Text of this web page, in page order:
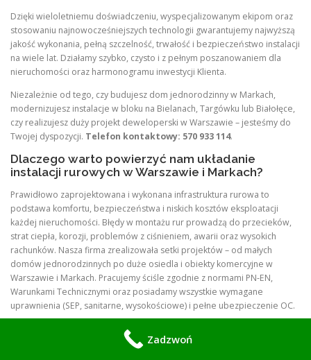
Dzięki wieloletniemu doświadczeniu, wyspecjalizowanym ekipom oraz
stosowaniu najnowocześniejszych technologii gwarantujemy najwyższą
jakość wykonania, pełną szczelność, trwałość i bezpieczeństwo instalacji
na wiele lat. Działamy szybko, czysto i z pełnym poszanowaniem dla
nieruchomości oraz harmonogramu inwestycji Klienta.
Niezależnie od tego, czy budujesz dom jednorodzinny w Markach,
modernizujesz instalacje w bloku na Bielanach, Targówku lub Białołęce,
czy realizujesz duży projekt deweloperski w Warszawie – jesteśmy do
Twojej dyspozycji. Telefon kontaktowy: 570 933 114.
Dlaczego warto powierzyć nam układanie
instalacji rurowych w Warszawie i Markach?
Prawidłowo zaprojektowana i wykonana infrastruktura rurowa to
podstawa komfortu, bezpieczeństwa i niskich kosztów eksploatacji
każdej nieruchomości. Błędy w montażu rur prowadzą do przecieków,
strat ciepła, korozji, problemów z ciśnieniem, awarii oraz wysokich
rachunków. Nasza firma zrealizowała setki projektów – od małych
domów jednorodzinnych po duże osiedla i obiekty komercyjne w
Warszawie i Markach. Pracujemy ściśle zgodnie z normami PN-EN,
Warunkami Technicznymi oraz posiadamy wszystkie wymagane
uprawnienia (SEP, sanitarne, wysokościowe) i pełne ubezpieczenie OC.
Używamy wyłącznie certyfikowanych materiałów najwyższej klasy:
Zadzwoń